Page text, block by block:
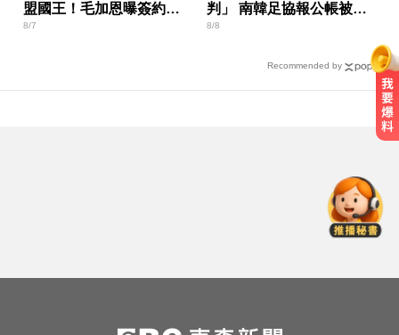
盟國王！毛加恩曝簽約關
鍵
8/7
判」 南韓足協報公帳被抓
包
8/8
Recommended by
9字送別逼哭網
白海豚颱風強襲日本！奄美逾3萬戶